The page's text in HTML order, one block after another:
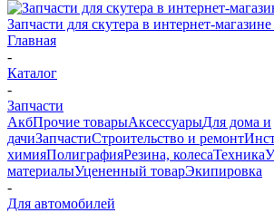
Запчасти для скутера в интернет-
Главная
-
Каталог
-
Запчасти
АкбПрочие товарыАксессуарыДля дома и
дачиЗапчастиСтроительство и ремонт
химияПолиграфияРезина, колесаТехника
материалыУцененный товарЭкипировка
-
Для автомобилей